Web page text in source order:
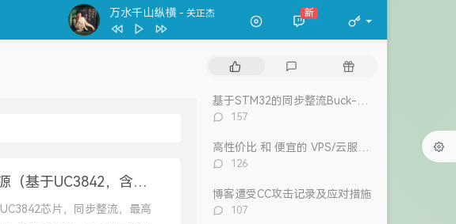
我的宣言 - 周柏豪
3 万水千山纵横 关正杰
罗文
张国荣
古巨基
吴雨霏 / 周柏豪
我们万岁
陈奕迅 / eason and the duo band
洪卓立
新
【开源】24V3A反激式开关电源（基于UC3842，含电路和变压器参数计算过程）
芯片，同步整流，最高
文
章
评
随
评
数：
157
评
数：
126
博客遭受CC攻击记录及应对措施
评
107